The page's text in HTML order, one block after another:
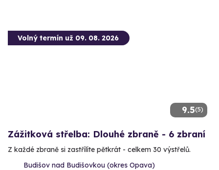
9.5(5)
Volný termín už 09. 08. 2026
Zážitková střelba: Dlouhé zbraně - 6 zbraní
Z každé zbraně si zastřílíte pětkrát - celkem 30 výstřelů.
Budišov nad Budišovkou (okres Opava)